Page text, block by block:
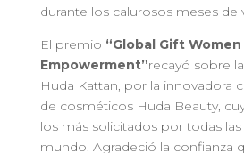
durante los calurosos meses de
El premio “Global Gift Women
Empowerment”recayó sobre
Huda Kattan, por la innovadora
de cosméticos Huda Beauty,
los más solicitados por todas
mundo. Agradeció la confianza